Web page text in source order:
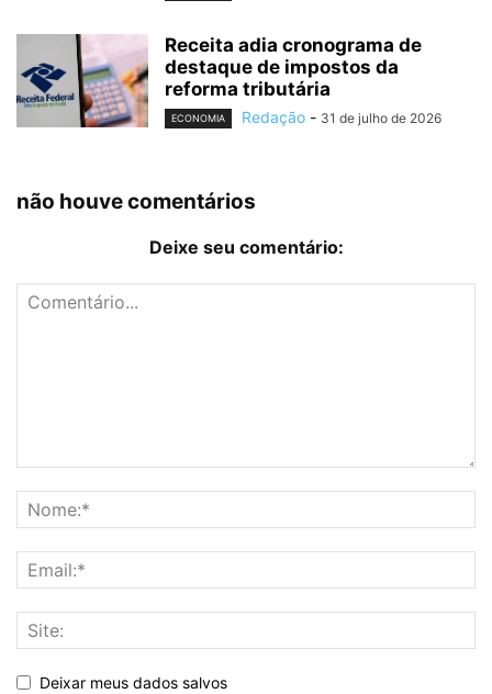
Receita adia cronograma de
destaque de impostos da
reforma tributária
ECONOMIA Redação - 31 de julho de 2026
não houve comentários
Deixe seu comentário:
Deixar meus dados salvos